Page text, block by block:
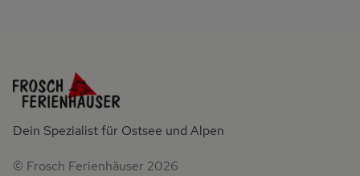
Dein Spezialist für Ostsee und Alpen
© Frosch Ferienhäuser 2026